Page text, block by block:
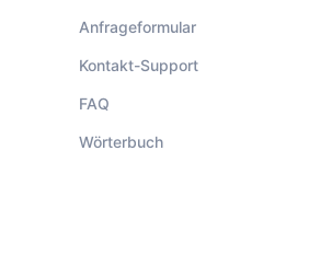
Anfrageformular
Kontakt-Support
FAQ
Wörterbuch